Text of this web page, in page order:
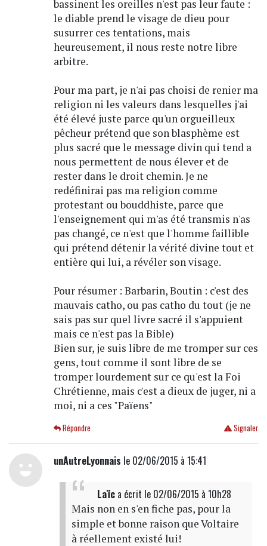
bassinent les oreilles n'est pas leur faute :
le diable prend le visage de dieu pour
susurrer ces tentations, mais
heureusement, il nous reste notre libre
arbitre.
Pour ma part, je n'ai pas choisi de renier ma
religion ni les valeurs dans lesquelles j'ai
été élevé juste parce qu'un orgueilleux
pêcheur prétend que son blasphème est
plus sacré que le message divin qui tend a
nous permettent de nous élever et de
rester dans le droit chemin. Je ne
redéfinirai pas ma religion comme
protestant ou bouddhiste, parce que
l'enseignement qui m'as été transmis n'as
pas changé, ce n'est que l'homme faillible
qui prétend détenir la vérité divine tout et
entière qui lui, a révéler son visage.
Pour résumer : Barbarin, Boutin : c'est des
mauvais catho, ou pas catho du tout (je ne
sais pas sur quel livre sacré il s'appuient
mais ce n'est pas la Bible)
Bien sur, je suis libre de me tromper sur ces
gens, tout comme il sont libre de se
tromper lourdement sur ce qu'est la Foi
Chrétienne, mais c'est a dieux de juger, ni a
moi, ni a ces "Païens"
Signaler
Répondre
unAutreLyonnais le 02/06/2015 à 15:41
Laïca écrit le 02/06/2015 à 10h28
Mais non en s'en fiche pas, pour la
simple et bonne raison que Voltaire
à réellement existé lui!